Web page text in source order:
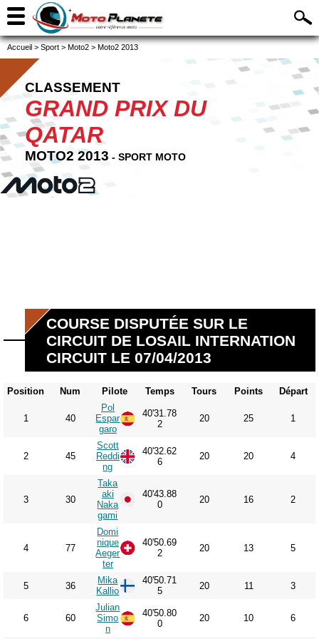
Accueil > Sport > Moto2 > Moto2 2013
CLASSEMENT
GRAND PRIX DU
QATAR
MOTO2 2013 - SPORT MOTO
COURSE DISPUTÉE SUR LE
CIRCUIT DE LOSAIL INTERNATION
CIRCUIT LE 07/04/2013
Position Num Pilote Temps Tours Points Départ
1 40
Pol
Espar
garo
40'31.78
2
20 25 1
2 45
Scott
Reddi
ng
40'32.62
6
20 20 4
3 30
Taka
aki
Naka
gami
40'43.88
0
20 16 2
4 77
Domi
nique
Aeger
ter
40'50.69
2
20 13 5
5 36
Mika
Kallio
40'50.71
5
20 11 3
6 60
Julian
Simo
n
40'50.80
0
20 10 6